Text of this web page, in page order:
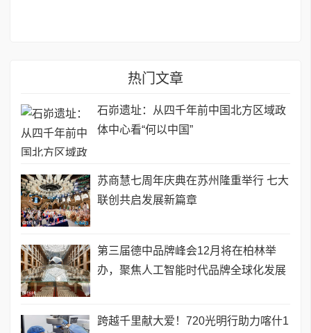
热门文章
石峁遗址：从四千年前中国北方区域政
体中心看“何以中国”
苏商慧七周年庆典在苏州隆重举行 七大
联创共启发展新篇章
第三届德中品牌峰会12月将在柏林举
办，聚焦人工智能时代品牌全球化发展
跨越千里献大爱！720光明行助力喀什1